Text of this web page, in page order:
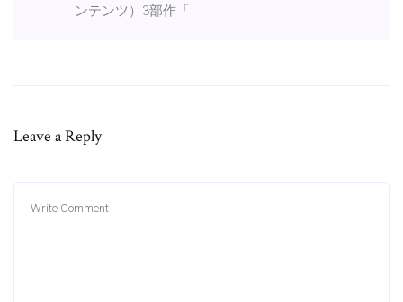
ンテンツ）3部作「
Leave a Reply